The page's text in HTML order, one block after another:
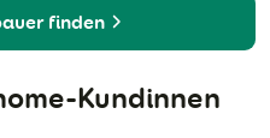
finden
Kundinnen